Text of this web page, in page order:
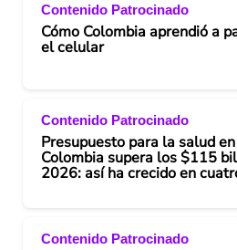
Contenido Patrocinado
Cómo Colombia aprendió a
el celular
Contenido Patrocinado
Presupuesto para la salud en
Colombia supera los $115
2026: así ha crecido en
Contenido Patrocinado